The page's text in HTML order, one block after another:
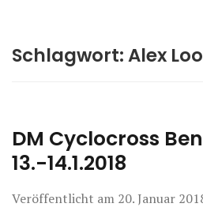
Schlagwort:Alex
DM Cyclocross
13.-14.1.2018
Veröffentlicht am 20. Januar